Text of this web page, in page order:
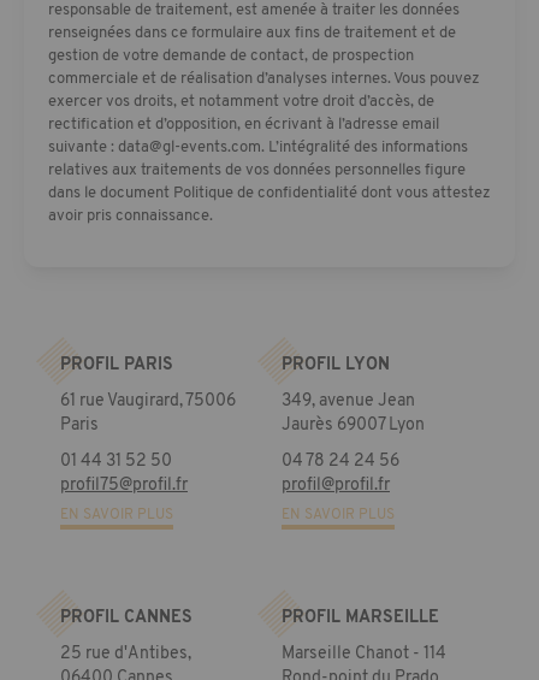
responsable de traitement, est amenée à traiter les données
renseignées dans ce formulaire aux fins de traitement et de
gestion de votre demande de contact, de prospection
commerciale et de réalisation d’analyses internes. Vous pouvez
exercer vos droits, et notamment votre droit d’accès, de
rectification et d’opposition, en écrivant à l’adresse email
suivante : data@gl-events.com. L’intégralité des informations
relatives aux traitements de vos données personnelles figure
dans le document Politique de confidentialité dont vous attestez
avoir pris connaissance.
PROFIL PARIS
61 rue Vaugirard, 75006
Paris
01 44 31 52 50
profil75@profil.fr
EN SAVOIR PLUS
PROFIL LYON
349, avenue Jean
Jaurès 69007 Lyon
04 78 24 24 56
profil@profil.fr
EN SAVOIR PLUS
PROFIL CANNES
25 rue d'Antibes,
PROFIL MARSEILLE
Marseille Chanot - 114